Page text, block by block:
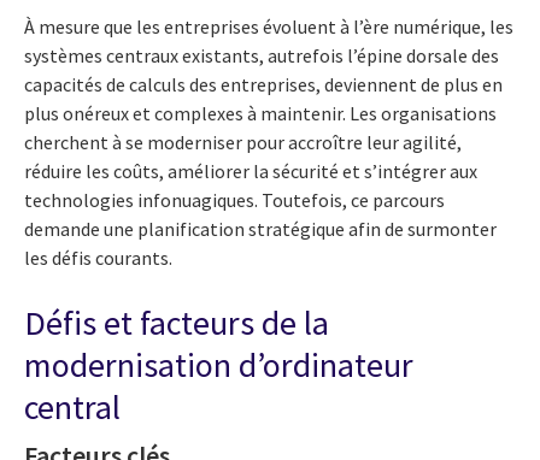
À mesure que les entreprises évoluent à l’ère numérique, les
systèmes centraux existants, autrefois l’épine dorsale des
capacités de calculs des entreprises, deviennent de plus en
plus onéreux et complexes à maintenir. Les organisations
cherchent à se moderniser pour accroître leur agilité,
réduire les coûts, améliorer la sécurité et s’intégrer aux
technologies infonuagiques. Toutefois, ce parcours
demande une planification stratégique afin de surmonter
les défis courants.
Défis et facteurs de la
modernisation d’ordinateur
central